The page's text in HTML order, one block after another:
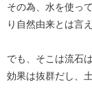
その為、水を使っ
り自然由来とは言
でも、そこは流石
効果は抜群だし、